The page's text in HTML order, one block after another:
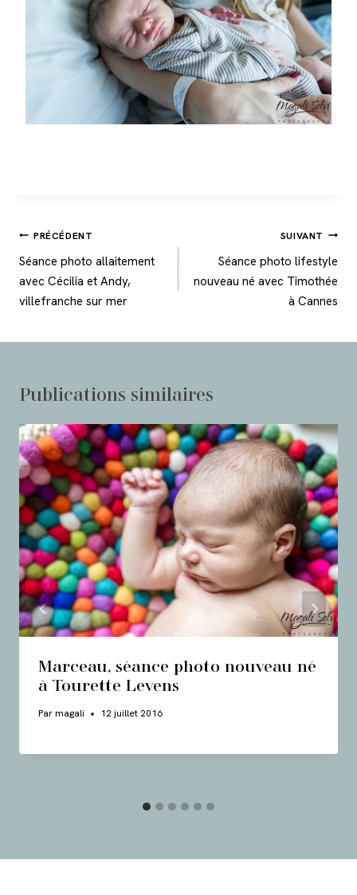
Navigation
de
l’article
PRÉCÉDENT
Séance photo allaitement
avec Cécilia et Andy,
villefranche sur mer
SUIVANT
Séance photo lifestyle
nouveau né avec Timothée
à Cannes
Publications similaires
Marceau, séance photo nouveau né
à Tourette Levens
Parmagali 12 juillet 2016